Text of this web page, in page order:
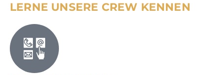
LERNE UNSERE CREW KENNEN